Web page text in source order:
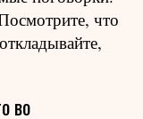
что
во